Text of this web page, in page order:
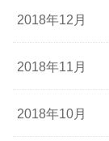
2018年12月
2018年11月
2018年10月